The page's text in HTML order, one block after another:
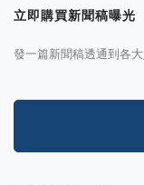
立即購買新聞稿曝光
發一篇新聞稿透通到各